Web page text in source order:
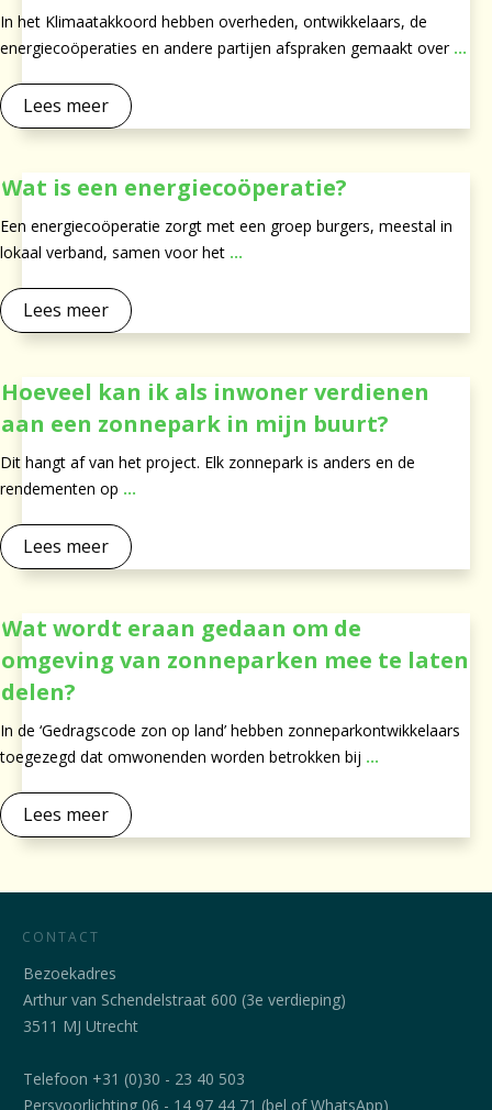
In het Klimaatakkoord hebben overheden, ontwikkelaars, de
energiecoöperaties en andere partijen afspraken gemaakt over ...
Lees meer
Wat is een energiecoöperatie?
Een energiecoöperatie zorgt met een groep burgers, meestal in
lokaal verband, samen voor het ...
Lees meer
Hoeveel kan ik als inwoner verdienen
aan een zonnepark in mijn buurt?
Dit hangt af van het project. Elk zonnepark is anders en de
rendementen op ...
Lees meer
Wat wordt eraan gedaan om de
omgeving van zonneparken mee te laten
delen?
In de ‘Gedragscode zon op land’ hebben zonneparkontwikkelaars
toegezegd dat omwonenden worden betrokken bij ...
Lees meer
CONTACT
Bezoekadres
Arthur van Schendelstraat 600 (3e verdieping)
3511 MJ Utrecht
Telefoon +31 (0)30 - 23 40 503
Persvoorlichting 06 - 14 97 44 71 (bel of WhatsApp)